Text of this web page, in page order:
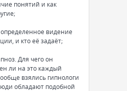
понятий и как
определенное видение
и кто её задаёт;
Для чего он
ли на это каждый
взялись гипнологи
обладают подобной